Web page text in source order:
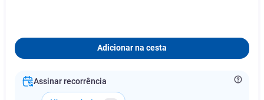
Adicionar na cesta
Assinar recorrência